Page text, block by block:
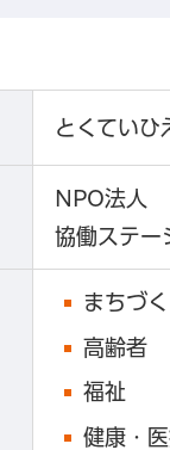
とくていひ
NPO法人
協働ステー
まちづ
高齢者
福祉
健康・